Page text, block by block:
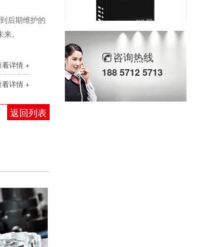
后期维护的
。
看详情 +
看详情 +
返回列表
重载通用变频器SKI-90
咨询热线
188 5712 5713